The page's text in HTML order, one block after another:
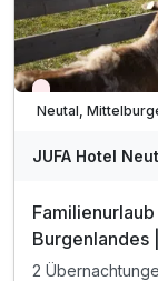
Nur noch
Neutal,
JUFA Hotel
Burgenlandes
2